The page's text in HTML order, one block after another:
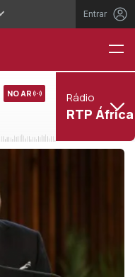
Entrar
NO AR Rádio
RTP África